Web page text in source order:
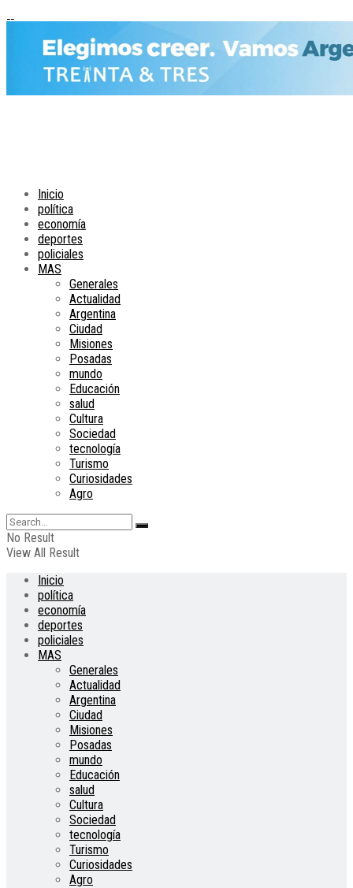
Inicio
política
economía
deportes
policiales
MAS
Generales
Actualidad
Argentina
Ciudad
Misiones
Posadas
mundo
Educación
salud
Cultura
Sociedad
tecnología
Turismo
Curiosidades
Agro
No Result
View All Result
Inicio
política
economía
deportes
policiales
MAS
Generales
Actualidad
Argentina
Ciudad
Misiones
Posadas
mundo
Educación
salud
Cultura
Sociedad
tecnología
Turismo
Curiosidades
Agro